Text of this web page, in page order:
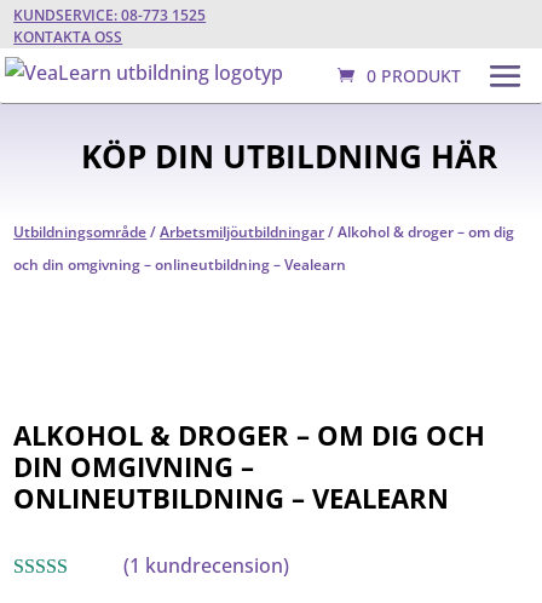
KUNDSERVICE: 08-773 1525
KONTAKTA OSS
0 PRODUKT
KÖP DIN UTBILDNING HÄR
Utbildningsområde/Arbetsmiljöutbildningar/ Alkohol & droger – om dig
och din omgivning – onlineutbildning – Vealearn
ALKOHOL & DROGER – OM DIG OCH
DIN OMGIVNING –
ONLINEUTBILDNING – VEALEARN
(1 kundrecension)